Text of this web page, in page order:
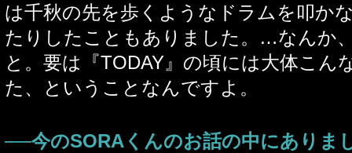
は千秋の先を歩くようなドラムを叩か
たりしたこともありました。…なんか
と。要は『TODAY』の頃には大体こん
た、ということなんですよ。
──今のSORAくんのお話の中にありま